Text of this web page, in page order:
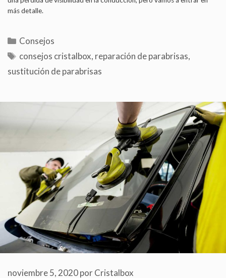
más detalle.
Consejos
consejos cristalbox, reparación de parabrisas,
sustitución de parabrisas
noviembre 5, 2020porCristalbox